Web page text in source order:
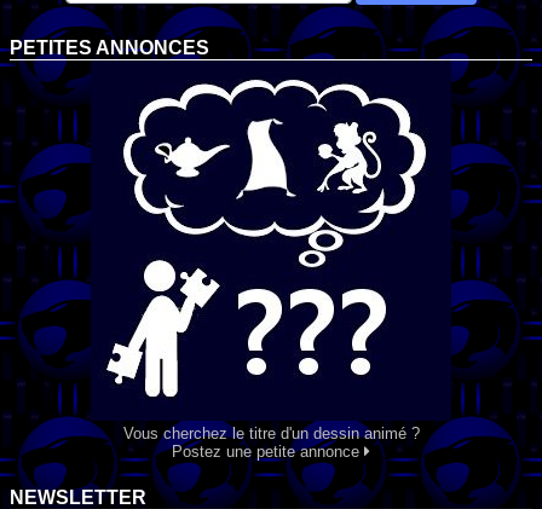
PETITES ANNONCES
Vous cherchez le titre d'un dessin animé ?
Postez une petite annonce
NEWSLETTER